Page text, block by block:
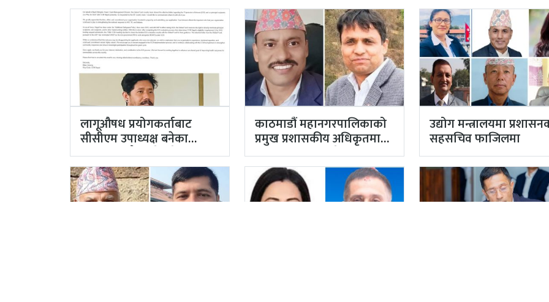
लागूऔषध प्रयोगकर्ताबाट
सीसीएम उपाध्यक्ष बनेका
गुरुङको अवैध इमेलले उठायो
अध्यक्ष…
काठमाडौं महानगरपालिकाको
प्रमुख प्रशासकीय अधिकृतमा
अर्याल, सहसचिव केसी
अख्तियारबाट ‘आउट’
उद्योग मन्त्रालयमा
सहसचिव फाजिलमा